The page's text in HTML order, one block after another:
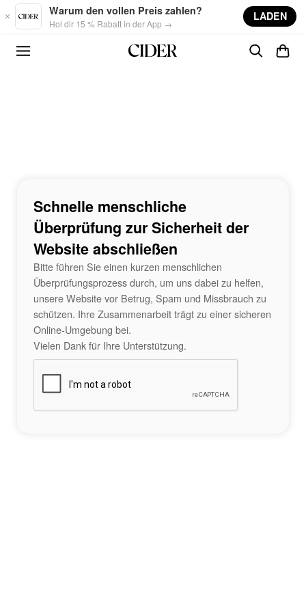
Skip to main content
Warum den vollen Preis zahlen?
Hol dir 15 % Rabatt in der App →
LADEN
Schnelle menschliche
Überprüfung zur Sicherheit der
Website abschließen
Bitte führen Sie einen kurzen menschlichen
Überprüfungsprozess durch, um uns dabei zu helfen,
unsere Website vor Betrug, Spam und Missbrauch zu
schützen. Ihre Zusammenarbeit trägt zu einer sicheren
Online-Umgebung bei.
Vielen Dank für Ihre Unterstützung.